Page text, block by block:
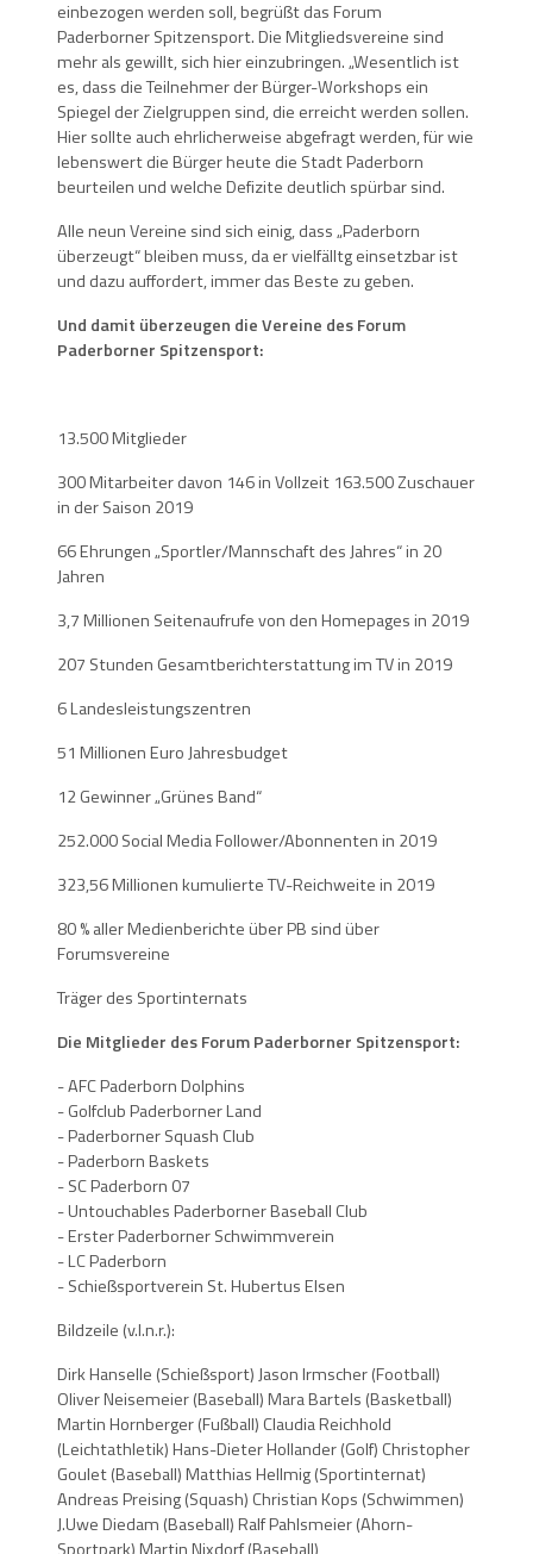
einbezogen werden soll, begrüßt das Forum
Paderborner Spitzensport. Die Mitgliedsvereine sind
mehr als gewillt, sich hier einzubringen. „Wesentlich ist
es, dass die Teilnehmer der Bürger-Workshops ein
Spiegel der Zielgruppen sind, die erreicht werden sollen.
Hier sollte auch ehrlicherweise abgefragt werden, für wie
lebenswert die Bürger heute die Stadt Paderborn
beurteilen und welche Defizite deutlich spürbar sind.
Alle neun Vereine sind sich einig, dass „Paderborn
überzeugt“ bleiben muss, da er vielfälltg einsetzbar ist
und dazu auffordert, immer das Beste zu geben.
Und damit überzeugen die Vereine des Forum
Paderborner Spitzensport:
13.500 Mitglieder
300 Mitarbeiter davon 146 in Vollzeit 163.500 Zuschauer
in der Saison 2019
66 Ehrungen „Sportler/Mannschaft des Jahres“ in 20
Jahren
3,7 Millionen Seitenaufrufe von den Homepages in 2019
207 Stunden Gesamtberichterstattung im TV in 2019
6 Landesleistungszentren
51 Millionen Euro Jahresbudget
12 Gewinner „Grünes Band“
252.000 Social Media Follower/Abonnenten in 2019
323,56 Millionen kumulierte TV-Reichweite in 2019
80 % aller Medienberichte über PB sind über
Forumsvereine
Träger des Sportinternats
Die Mitglieder des Forum Paderborner Spitzensport:
- AFC Paderborn Dolphins
- Golfclub Paderborner Land
- Paderborner Squash Club
- Paderborn Baskets
- SC Paderborn 07
- Untouchables Paderborner Baseball Club
- Erster Paderborner Schwimmverein
- LC Paderborn
- Schießsportverein St. Hubertus Elsen
Bildzeile (v.l.n.r.):
Dirk Hanselle (Schießsport) Jason Irmscher (Football)
Oliver Neisemeier (Baseball) Mara Bartels (Basketball)
Martin Hornberger (Fußball) Claudia Reichhold
(Leichtathletik) Hans-Dieter Hollander (Golf) Christopher
Goulet (Baseball) Matthias Hellmig (Sportinternat)
Andreas Preising (Squash) Christian Kops (Schwimmen)
J.Uwe Diedam (Baseball)Ralf Pahlsmeier (Ahorn-
Sportpark) Martin Nixdorf (Baseball)